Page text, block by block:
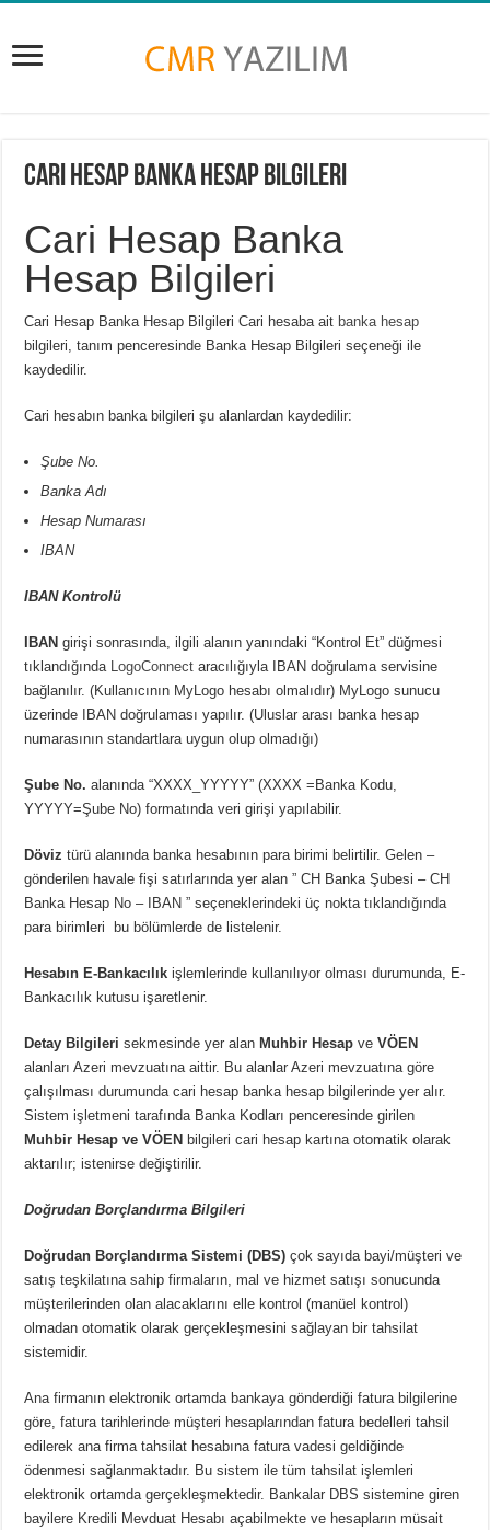
Cari Hesap Banka Hesap Bilgileri
Cari Hesap Banka
Hesap Bilgileri
Cari Hesap Banka Hesap Bilgileri Cari hesaba ait banka hesap
bilgileri, tanım penceresinde Banka Hesap Bilgileri seçeneği ile
kaydedilir.
Cari hesabın banka bilgileri şu alanlardan kaydedilir:
Şube No.
Banka Adı
Hesap Numarası
IBAN
IBAN Kontrolü
IBAN girişi sonrasında, ilgili alanın yanındaki “Kontrol Et” düğmesi
tıklandığında LogoConnectaracılığıyla IBAN doğrulama servisine
bağlanılır. (Kullanıcının MyLogo hesabı olmalıdır) MyLogo sunucu
üzerinde IBAN doğrulaması yapılır. (Uluslar arası banka hesap
numarasının standartlara uygun olup olmadığı)
Şube No. alanında “XXXX_YYYYY” (XXXX =Banka Kodu,
YYYYY=Şube No) formatında veri girişi yapılabilir.
Döviz türü alanında banka hesabının para birimi belirtilir. Gelen –
gönderilen havale fişi satırlarında yer alan ” CH Banka Şubesi – CH
Banka Hesap No – IBAN ” seçeneklerindeki üç nokta tıklandığında
para birimleri bu bölümlerde de listelenir.
Hesabın E-Bankacılık işlemlerinde kullanılıyor olması durumunda, E-
Bankacılık kutusu işaretlenir.
Detay Bilgileri sekmesinde yer alan Muhbir Hesap veVÖEN
alanları Azeri mevzuatına aittir. Bu alanlar Azeri mevzuatına göre
çalışılması durumunda cari hesap banka hesap bilgilerinde yer alır.
Sistem işletmeni tarafında Banka Kodları penceresinde girilen
Muhbir Hesap veVÖEN bilgileri cari hesap kartına otomatik olarak
aktarılır; istenirse değiştirilir.
Doğrudan Borçlandırma Bilgileri
Doğrudan Borçlandırma Sistemi (DBS) çok sayıda bayi/müşteri ve
satış teşkilatına sahip firmaların, mal ve hizmet satışı sonucunda
müşterilerinden olan alacaklarını elle kontrol (manüel kontrol)
olmadan otomatik olarak gerçekleşmesini sağlayan bir tahsilat
sistemidir.
Ana firmanın elektronik ortamda bankaya gönderdiği fatura bilgilerine
göre, fatura tarihlerinde müşteri hesaplarından fatura bedelleri tahsil
edilerek ana firma tahsilat hesabına fatura vadesi geldiğinde
ödenmesi sağlanmaktadır. Bu sistem ile tüm tahsilat işlemleri
elektronik ortamda gerçekleşmektedir. Bankalar DBS sistemine giren
bayilere Kredili Mevduat Hesabı açabilmekte ve hesapların müsait